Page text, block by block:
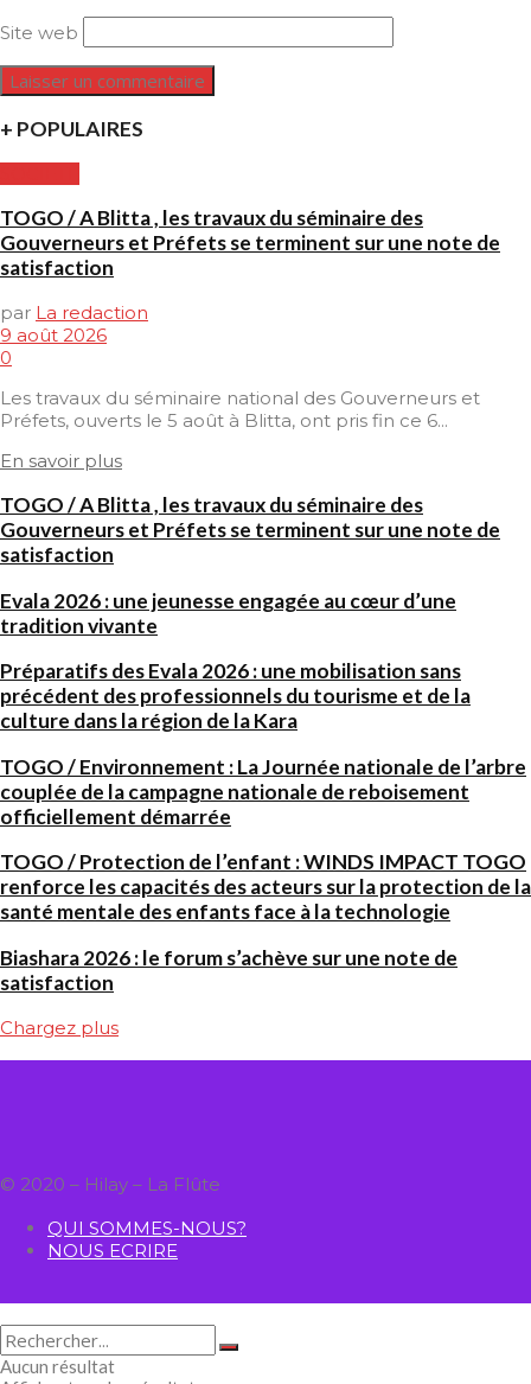
Site web
+ POPULAIRES
TOGO / A Blitta , les travaux du séminaire des
Gouverneurs et Préfets se terminent sur une note de
satisfaction
par La redaction
9 août 2026
0
Les travaux du séminaire national des Gouverneurs et
Préfets, ouverts le 5 août à Blitta, ont pris fin ce 6...
En savoir plus
TOGO / A Blitta , les travaux du séminaire des
Gouverneurs et Préfets se terminent sur une note de
satisfaction
Evala 2026 : une jeunesse engagée au cœur d’une
tradition vivante
Préparatifs des Evala 2026 : une mobilisation sans
précédent des professionnels du tourisme et de la
culture dans la région de la Kara
TOGO / Environnement : La Journée nationale de l’arbre
couplée de la campagne nationale de reboisement
officiellement démarrée
TOGO / Protection de l’enfant : WINDS IMPACT TOGO
renforce les capacités des acteurs sur la protection de la
santé mentale des enfants face à la technologie
Biashara 2026 : le forum s’achève sur une note de
satisfaction
Chargez plus
© 2020 – Hilay – La Flûte
QUI SOMMES-NOUS?
NOUS ECRIRE
Aucun résultat